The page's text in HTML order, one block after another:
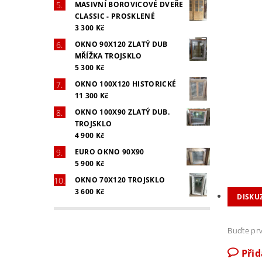
MASIVNÍ BOROVICOVÉ DVEŘE
CLASSIC - PROSKLENÉ
3 300 Kč
OKNO 90X120 ZLATÝ DUB
MŘÍŽKA TROJSKLO
5 300 Kč
OKNO 100X120 HISTORICKÉ
11 300 Kč
OKNO 100X90 ZLATÝ DUB.
TROJSKLO
4 900 Kč
EURO OKNO 90X90
5 900 Kč
OKNO 70X120 TROJSKLO
3 600 Kč
Buďte